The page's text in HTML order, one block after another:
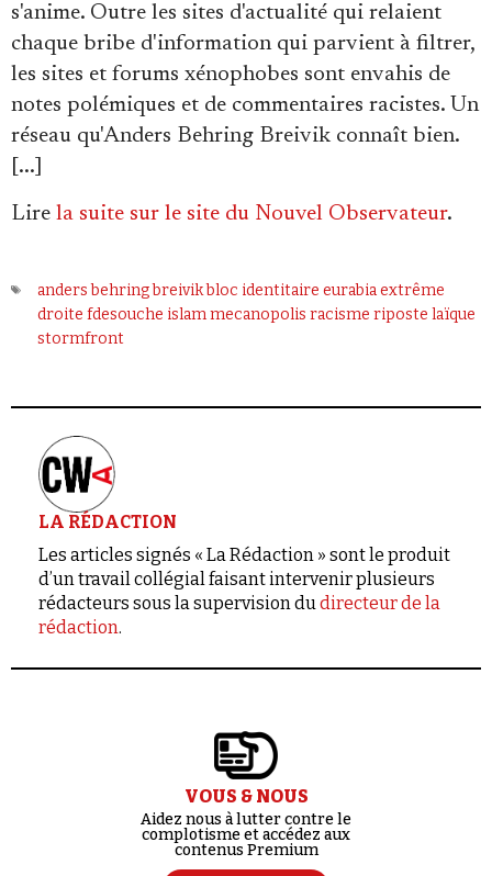
s'anime. Outre les sites d'actualité qui relaient
chaque bribe d'information qui parvient à filtrer,
les sites et forums xénophobes sont envahis de
notes polémiques et de commentaires racistes. Un
réseau qu'Anders Behring Breivik connaît bien.
[...]
Lire la suite sur le site du Nouvel Observateur.
anders behring breivikbloc identitaire eurabia extrême
droite fdesouche islam mecanopolis racisme riposte laïque
stormfront
LA RÉDACTION
Les articles signés « La Rédaction » sont le produit
d’un travail collégial faisant intervenir plusieurs
rédacteurs sous la supervision dudirecteur de la
rédaction.
VOUS & NOUS
Aidez nous à lutter contre le
complotisme et accédez aux
contenus Premium